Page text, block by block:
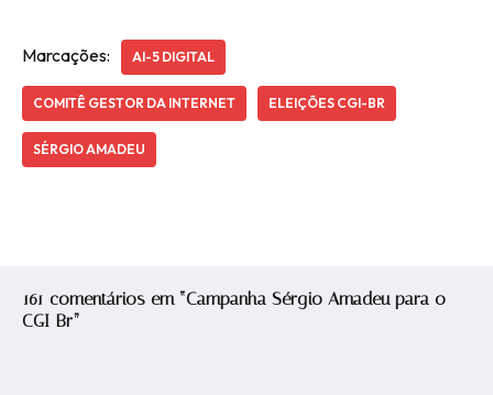
Marcações: AI-5 DIGITAL
COMITÊ GESTOR DA INTERNET ELEIÇÕES CGI-BR
SÉRGIO AMADEU
161 comentários em “Campanha Sérgio Amadeu para o
CGI-Br”